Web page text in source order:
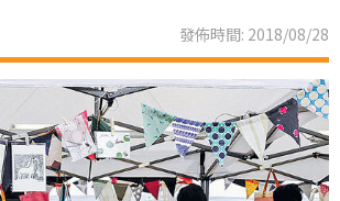
發佈時間: 2018/08/28